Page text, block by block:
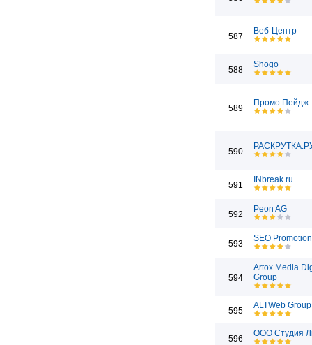
587
Веб-Центр
588
Shogo
589
Промо Пейдж
590
591
INbreak.ru
592
Peon AG
593
SEO
594
Artox Media
Group
595
ALTWeb Group
596
ООО Студия